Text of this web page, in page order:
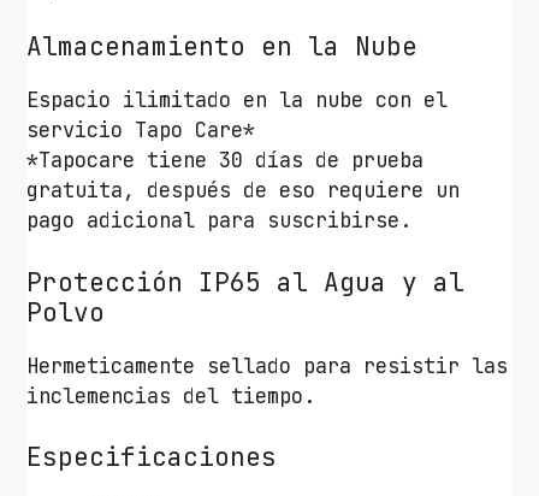
Almacenamiento en la Nube
Espacio ilimitado en la nube con el
servicio Tapo Care*
*Tapocare tiene 30 días de prueba
gratuita, después de eso requiere un
pago adicional para suscribirse.
Protección IP65 al Agua y al
Polvo
Hermeticamente sellado para resistir las
inclemencias del tiempo.
Especificaciones